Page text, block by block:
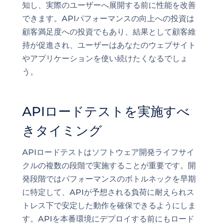
知し、実際のユーザーへ展開する前に性能を改善
できます。APIパフォーマンスの向上への投資は
顧客満足度への投資でもあり、結果として顧客維
持が促進され、ユーザーはあなたのウェブサイト
やアプリケーションを使い続けたくなるでしょ
う。
APIロードテストを実施すべ
きタイミング
APIロードテストはソフトウェア開発ライフサイ
クルの複数の段階で実施することが重要です。開
発段階ではパフォーマンスのボトルネックを早期
に特定して、APIが予想される負荷に耐えられス
トレス下で安定した動作を確保できるようにしま
す。APIを本番環境にデプロイする前にもロード